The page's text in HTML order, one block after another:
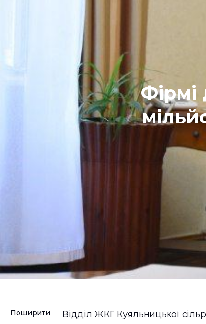
Фірмі
Поширити
Відділ ЖКГ Куяльницької